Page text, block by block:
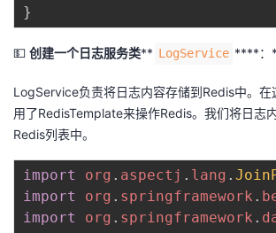
}
💵 创建一个日志服务类** LogService ****：
LogService负责将日志内容存储到Redis中。在
用了RedisTemplate来操作Redis。我们将日志
Redis列表中。
import org . aspectj . lang .
import
org . springframework .
import
org . springframework .